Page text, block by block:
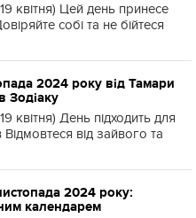
квітня) Цей день принесе
собі та не бійтеся
2024 року від Тамари
Зодіаку
квітня) День підходить для
Відмовтеся від зайвого та
2024 року:
календарем